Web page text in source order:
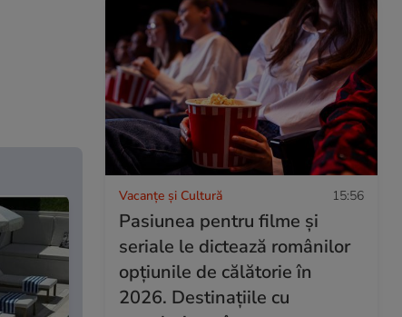
Vacanțe și Cultură 15:56
Pasiunea pentru filme și
seriale le dictează românilor
opțiunile de călătorie în
2026. Destinațiile cu